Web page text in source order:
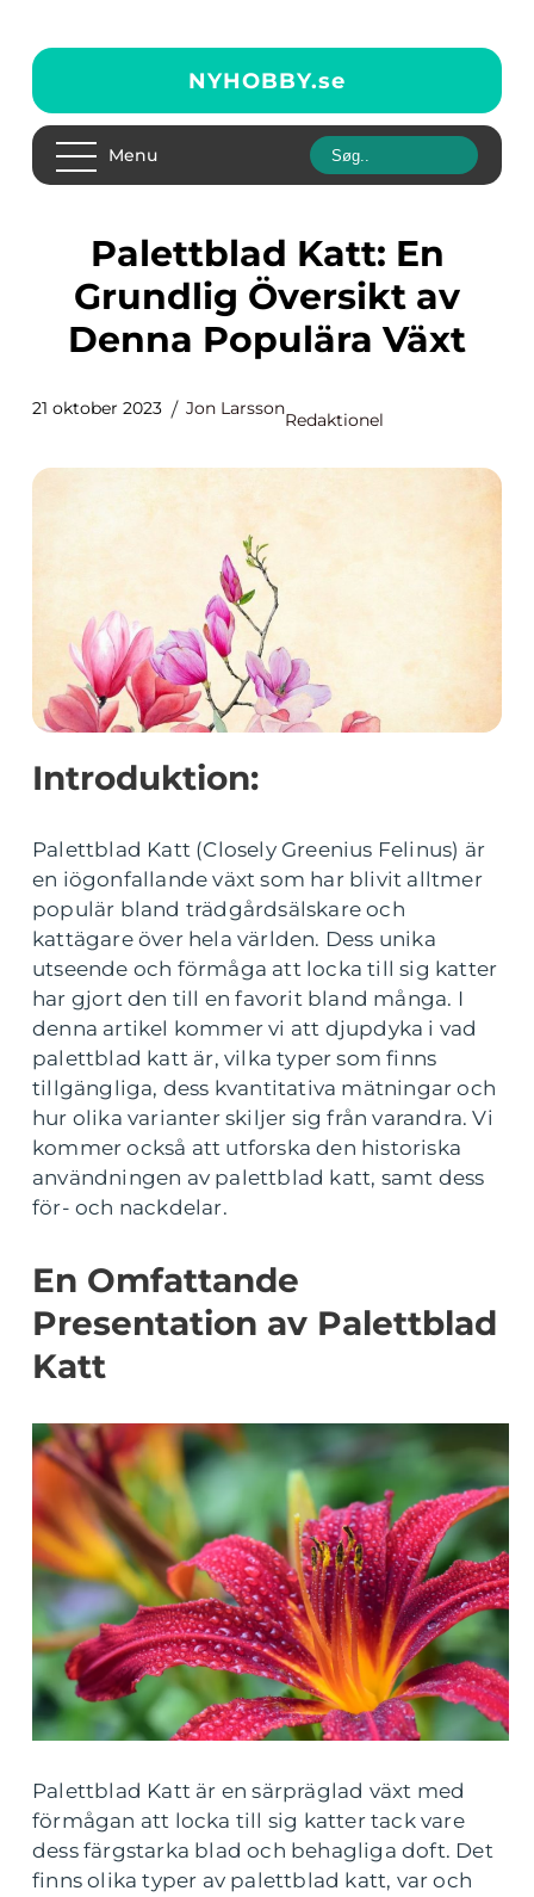
NYHOBBY.se
Menu
Palettblad Katt: En
Grundlig Översikt av
Denna Populära Växt
21 oktober 2023 Jon Larsson
Redaktionel
Introduktion:
Palettblad Katt (Closely Greenius Felinus) är
en iögonfallande växt som har blivit alltmer
populär bland trädgårdsälskare och
kattägare över hela världen. Dess unika
utseende och förmåga att locka till sig katter
har gjort den till en favorit bland många. I
denna artikel kommer vi att djupdyka i vad
palettblad katt är, vilka typer som finns
tillgängliga, dess kvantitativa mätningar och
hur olika varianter skiljer sig från varandra. Vi
kommer också att utforska den historiska
användningen av palettblad katt, samt dess
för- och nackdelar.
En Omfattande
Presentation av Palettblad
Katt
Palettblad Katt är en särpräglad växt med
förmågan att locka till sig katter tack vare
dess färgstarka blad och behagliga doft. Det
finns olika typer av palettblad katt, var och